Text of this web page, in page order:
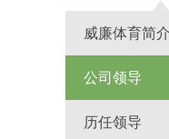
​威廉体育简介
公司领导
历任领导